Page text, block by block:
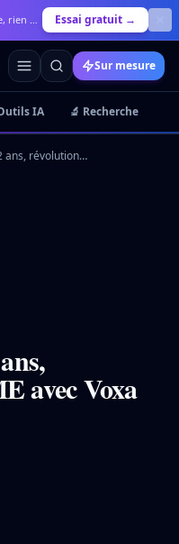
Ta newsletter IA sur mesure, rien que pour toi Essai gratuit →
Sur mesure
IA 🔬 Recherche
Mana Jampala, 12 ans, révolutionne les PME avec Voxa IA
avec Voxa